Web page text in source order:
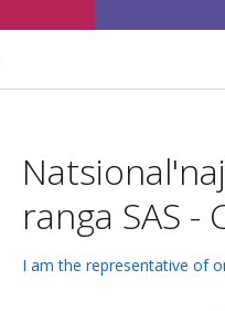
ranga SAS -
I am the representative of